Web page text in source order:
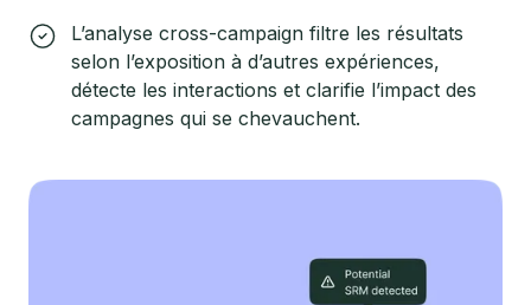
L’analyse cross-campaign filtre les résultats
selon l’exposition à d’autres expériences,
détecte les interactions et clarifie l’impact des
campagnes qui se chevauchent.